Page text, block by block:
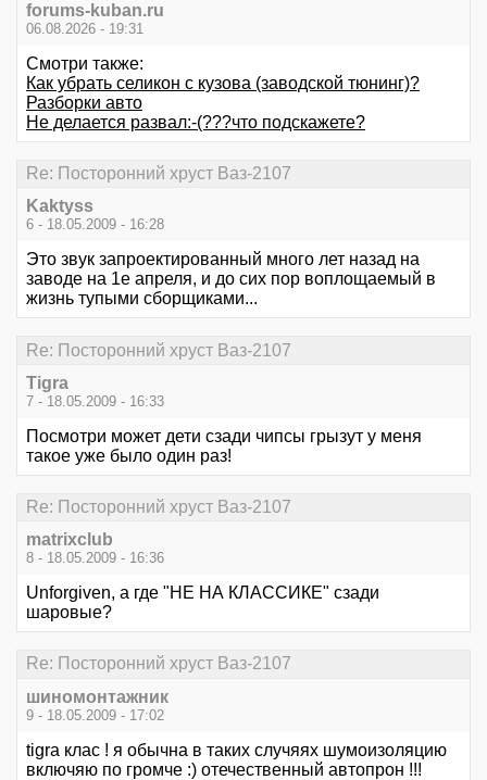
forums-kuban.ru
06.08.2026 - 19:31
Смотри также:
Как убрать селикон с кузова (заводской тюнинг)?
Разборки авто
Не делается развал:-(???что подскажете?
Re: Посторонний хруст Ваз-2107
Kaktyss
6 - 18.05.2009 - 16:28
Это звук запроектированный много лет назад на
заводе на 1е апреля, и до сих пор воплощаемый в
жизнь тупыми сборщиками...
Re: Посторонний хруст Ваз-2107
Tigra
7 - 18.05.2009 - 16:33
Посмотри может дети сзади чипсы грызут у меня
такое уже было один раз!
Re: Посторонний хруст Ваз-2107
matrixclub
8 - 18.05.2009 - 16:36
Unforgiven, а где "НЕ НА КЛАССИКЕ" сзади
шаровые?
Re: Посторонний хруст Ваз-2107
шиномонтажник
9 - 18.05.2009 - 17:02
tigra клас ! я обычна в таких случяях шумоизоляцию
включяю по громче :) отечественный автопрон !!!